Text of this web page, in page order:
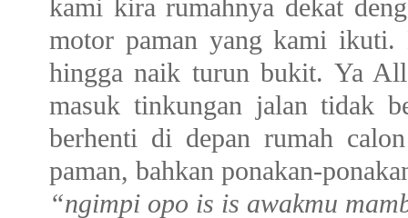
kami kira rumahnya dekat
motor paman yang kami
hingga naik turun bukit. Ya
masuk tinkungan jalan tidak
berhenti di depan rumah
paman, bahkan ponakan-
“ngimpi opo is is awakmu